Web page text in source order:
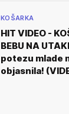
KOŠARKA
HIT VIDEO -
BEBU NA
potezu mlade
objasnila!